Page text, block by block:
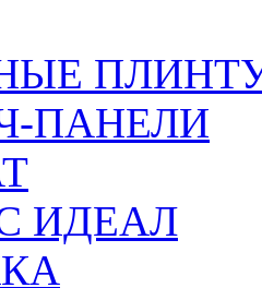
ПАНЕЛИ
ИДЕАЛ